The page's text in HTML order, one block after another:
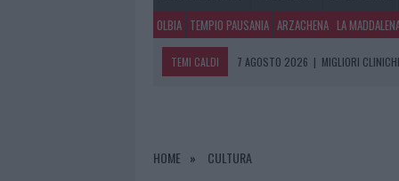
OLBIA TEMPIO PAUSANIA ARZACHENA LA
TEMI CALDI 7 AGOSTO 2026 | MIGLIORI
6 AGOSTO 2026 |
HOME CULTURA